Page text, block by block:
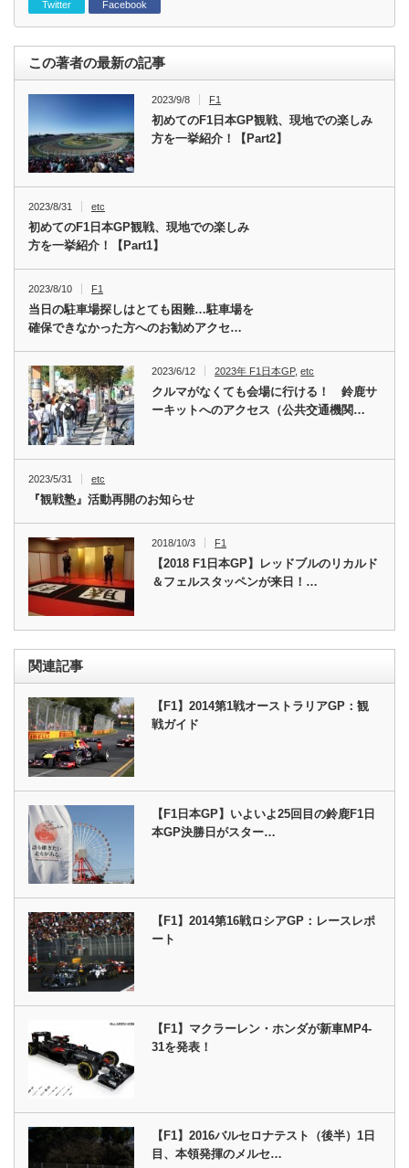
Twitter Facebook
この著者の最新の記事
2023/9/8 F1
初めてのF1日本GP観戦、現地での楽しみ
方を一挙紹介！【Part2】
2023/8/31 etc
初めてのF1日本GP観戦、現地での楽しみ
方を一挙紹介！【Part1】
2023/8/10 F1
当日の駐車場探しはとても困難…駐車場を
確保できなかった方へのお勧めアクセ…
2023/6/12 2023年 F1日本GP,etc
クルマがなくても会場に行ける！ 鈴鹿サ
ーキットへのアクセス（公共交通機関…
2023/5/31 etc
『観戦塾』活動再開のお知らせ
2018/10/3 F1
【2018 F1日本GP】レッドブルのリカルド
＆フェルスタッペンが来日！…
関連記事
【F1】2014第1戦オーストラリアGP：観
戦ガイド
【F1日本GP】いよいよ25回目の鈴鹿F1日
本GP決勝日がスター…
【F1】2014第16戦ロシアGP：レースレポ
ート
【F1】マクラーレン・ホンダが新車MP4-
31を発表！
【F1】2016バルセロナテスト（後半）1日
目、本領発揮のメルセ…